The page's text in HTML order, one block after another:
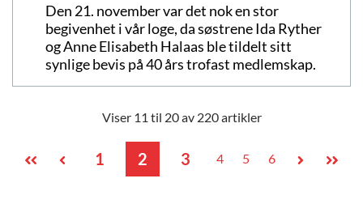
Den 21. november var det nok en stor
begivenhet i vår loge, da søstrene Ida Ryther
og Anne Elisabeth Halaas ble tildelt sitt
synlige bevis på 40 års trofast medlemskap.
Viser 11 til 20 av 220 artikler
1 2 3 4 5 6